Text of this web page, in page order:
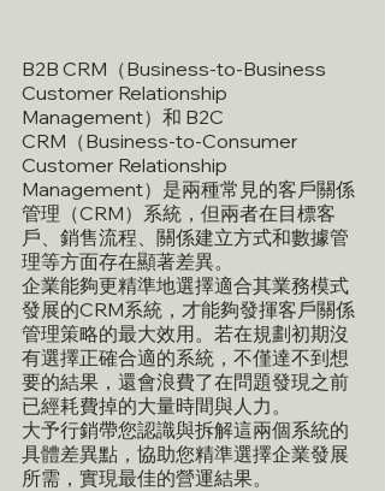
B2B CRM（Business-to-Business
Customer Relationship
Management）和 B2C
CRM（Business-to-Consumer
Customer Relationship
Management）是兩種常見的客戶關係
管理（CRM）系統，但兩者在目標客
戶、銷售流程、關係建立方式和數據管
理等方面存在顯著差異。
企業能夠更精準地選擇適合其業務模式
發展的CRM系統，才能夠發揮客戶關係
管理策略的最大效用。若在規劃初期沒
有選擇正確合適的系統，不僅達不到想
要的結果，還會浪費了在問題發現之前
已經耗費掉的大量時間與人力。
大予行銷帶您認識與拆解這兩個系統的
具體差異點，協助您精準選擇企業發展
所需，實現最佳的營運結果。